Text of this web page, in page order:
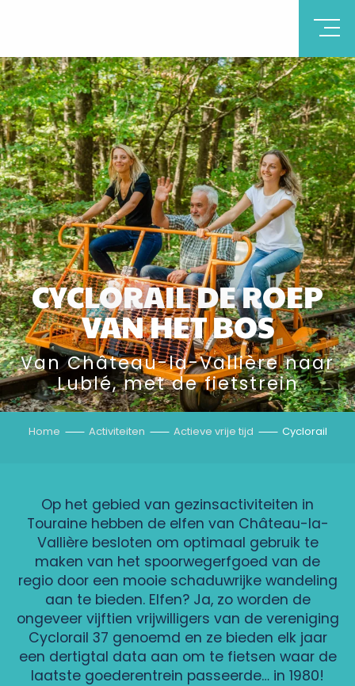
CYCLORAIL DE ROEP
VAN HET BOS
Van Château-la-Vallière naar
Lublé, met de fietstrein
Home Activiteiten Actieve vrije tijd Cyclorail
Op het gebied van gezinsactiviteiten in
Touraine hebben de elfen van Château-la-
Vallière besloten om optimaal gebruik te
maken van het spoorwegerfgoed van de
regio door een mooie schaduwrijke wandeling
aan te bieden. Elfen? Ja, zo worden de
ongeveer vijftien vrijwilligers van de vereniging
Cyclorail 37 genoemd en ze bieden elk jaar
een dertigtal data aan om te fietsen waar de
laatste goederentrein passeerde… in 1980!